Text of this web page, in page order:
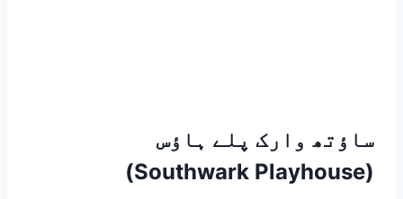
ساؤتھ وارک پلے ہاؤس
(Southwark Playhouse)